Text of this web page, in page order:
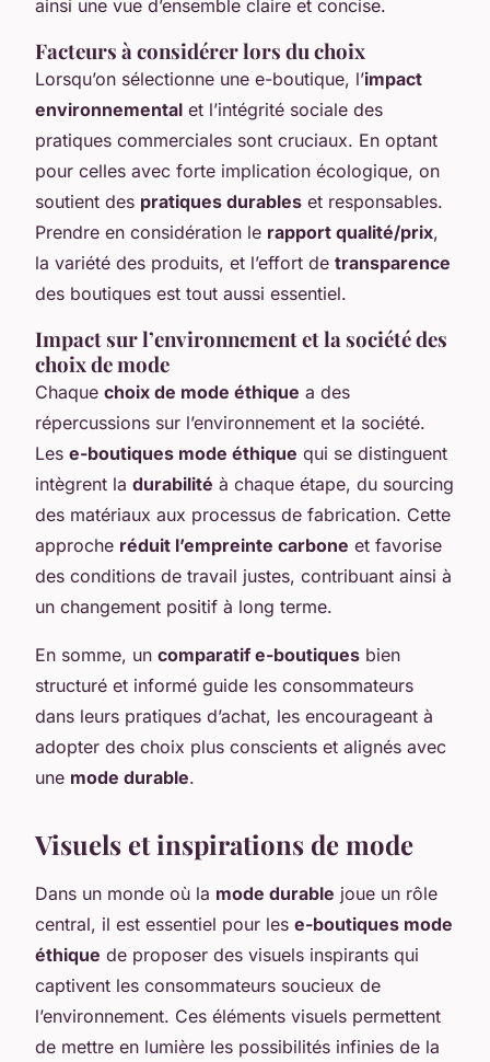
ainsi une vue d’ensemble claire et concise.
Facteurs à considérer lors du choix
Lorsqu’on sélectionne une e-boutique, l’impact
environnemental et l’intégrité sociale des
pratiques commerciales sont cruciaux. En optant
pour celles avec forte implication écologique, on
soutient des pratiques durables et responsables.
Prendre en considération le rapport qualité/prix,
la variété des produits, et l’effort de transparence
des boutiques est tout aussi essentiel.
Impact sur l’environnement et la société des
choix de mode
Chaque choix de mode éthique a des
répercussions sur l’environnement et la société.
Les e-boutiques mode éthique qui se distinguent
intègrent la durabilité à chaque étape, du sourcing
des matériaux aux processus de fabrication. Cette
approche réduit l’empreinte carbone et favorise
des conditions de travail justes, contribuant ainsi à
un changement positif à long terme.
En somme, un comparatif e-boutiques bien
structuré et informé guide les consommateurs
dans leurs pratiques d’achat, les encourageant à
adopter des choix plus conscients et alignés avec
une mode durable.
Visuels et inspirations de mode
Dans un monde où la mode durable joue un rôle
central, il est essentiel pour les e-boutiques mode
éthique de proposer des visuels inspirants qui
captivent les consommateurs soucieux de
l’environnement. Ces éléments visuels permettent
de mettre en lumière les possibilités infinies de la